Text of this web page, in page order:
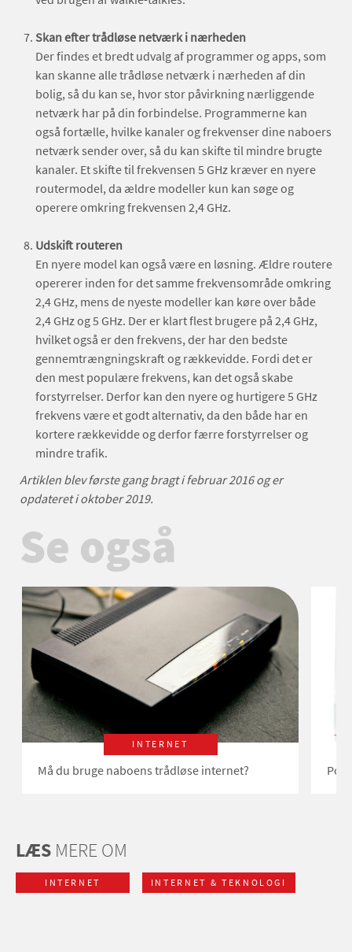
Skan efter trådløse netværk i nærheden
Der findes et bredt udvalg af programmer og apps, som
kan skanne alle trådløse netværk i nærheden af din
bolig, så du kan se, hvor stor påvirkning nærliggende
netværk har på din forbindelse. Programmerne kan
også fortælle, hvilke kanaler og frekvenser dine naboers
netværk sender over, så du kan skifte til mindre brugte
kanaler. Et skifte til frekvensen 5 GHz kræver en nyere
routermodel, da ældre modeller kun kan søge og
operere omkring frekvensen 2,4 GHz.
Udskift routeren
En nyere model kan også være en løsning. Ældre routere
opererer inden for det samme frekvensområde omkring
2,4 GHz, mens de nyeste modeller kan køre over både
2,4 GHz og 5 GHz. Der er klart flest brugere på 2,4 GHz,
hvilket også er den frekvens, der har den bedste
gennemtrængningskraft og rækkevidde. Fordi det er
den mest populære frekvens, kan det også skabe
forstyrrelser. Derfor kan den nyere og hurtigere 5 GHz
frekvens være et godt alternativ, da den både har en
kortere rækkevidde og derfor færre forstyrrelser og
mindre trafik.
Artiklen blev første gang bragt i februar 2016 og er
opdateret i oktober 2019.
Se også
INTERNET
Må du bruge naboens trådløse internet?
LÆS MERE OM
INTERNET INTERNET & TEKNOLOGI